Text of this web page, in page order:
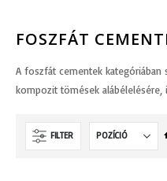
FOSZFÁT
A foszfát cementek kategóriában
kompozit tömések alábélelésére,
FILTER